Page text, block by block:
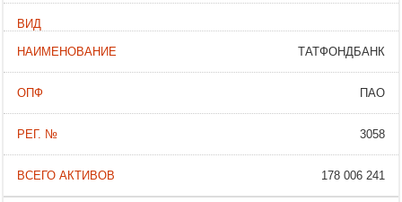
ТАТФОНДБАНК
ПАО
3058
178 006 241